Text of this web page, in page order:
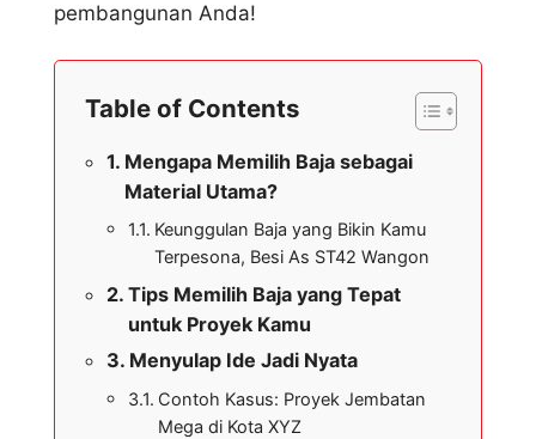
pembangunan Anda!
Table of Contents
Mengapa Memilih Baja sebagai
Material Utama?
Keunggulan Baja yang Bikin Kamu
Terpesona, Besi As ST42 Wangon
Tips Memilih Baja yang Tepat
untuk Proyek Kamu
Menyulap Ide Jadi Nyata
Contoh Kasus: Proyek Jembatan
Mega di Kota XYZ